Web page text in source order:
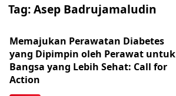
Tag:Asep Badrujamaludin
Memajukan Perawatan Diabetes
yang Dipimpin oleh Perawat untuk
Bangsa yang Lebih Sehat: Call for
Action